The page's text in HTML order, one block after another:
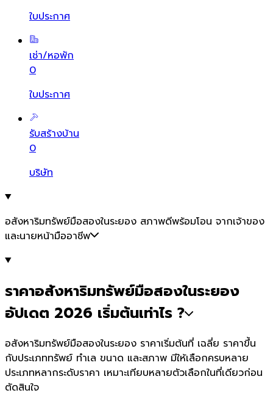
ใบประกาศ
เช่า/หอพัก
0
ใบประกาศ
รับสร้างบ้าน
0
บริษัท
อสังหาริมทรัพย์มือสองในระยอง สภาพดีพร้อมโอน จากเจ้าของ
และนายหน้ามืออาชีพ
ราคาอสังหาริมทรัพย์มือสองในระยอง
อัปเดต 2026 เริ่มต้นเท่าไร ?
อสังหาริมทรัพย์มือสองในระยอง ราคาเริ่มต้นที่ เฉลี่ย ราคาขึ้น
กับประเภททรัพย์ ทำเล ขนาด และสภาพ มีให้เลือกครบหลาย
ประเภทหลากระดับราคา เหมาะเทียบหลายตัวเลือกในที่เดียวก่อน
ตัดสินใจ